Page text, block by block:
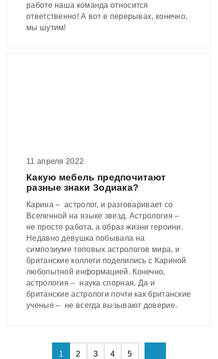
работе наша команда относится
ответственно! А вот в перерывах, конечно,
мы шутим!
11 апреля 2022
Какую мебель предпочитают
разные знаки Зодиака?
Карина – астролог, и разговаривает со
Вселенной на языке звезд. Астрология –
не просто работа, а образ жизни героини.
Недавно девушка побывала на
симпозиуме топовых астрологов мира, и
британские коллеги поделились с Кариной
любопытной информацией. Конечно,
астрология – наука спорная. Да и
британские астрологи почти как британские
ученые – не всегда вызывают доверие.
1 2 3 4 5